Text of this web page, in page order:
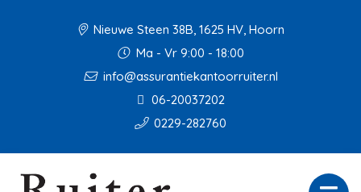
Nieuwe Steen 38B, 1625 HV, Hoorn
Ma - Vr 9:00 - 18:00
info@assurantiekantoorruiter.nl
06-20037202
0229-282760